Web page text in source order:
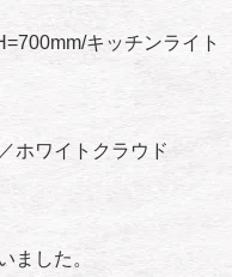
キッチンライ
ワイトクラウド
ました。